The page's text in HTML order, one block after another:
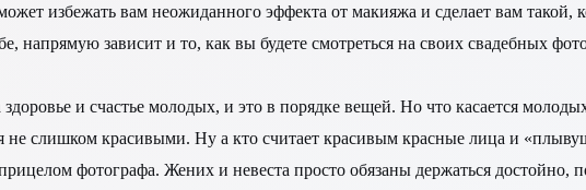
избежать вам неожиданного эффекта от макияжа и сделает вам такой,
напрямую зависит и то, как вы будете смотреться на своих свадебных
и счастье молодых, и это в порядке вещей. Но что касается
не слишком красивыми. Ну а кто считает красивым красные лица и
фотографа. Жених и невеста просто обязаны держаться достойно,